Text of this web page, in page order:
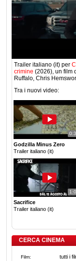
Trailer italiano (it) per
crimine (2026), un film
Ruffalo, Chris
Tra i nuovi video:
Godzilla Minus Zero
Trailer italiano (it)
Sacrifice
Trailer italiano (it)
CERCA CINEMA
Film: